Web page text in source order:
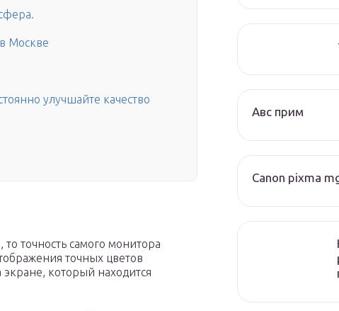
Москве
улучшайте качество
точность самого монитора
точных цветов
который находится
Авс прим
Canon pixma